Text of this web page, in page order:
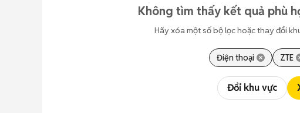
Không tìm thấy kết quả phù
Hãy xóa một số bộ lọc hoặc thay đổi
Điện thoại ZTE
Đổi khu vực